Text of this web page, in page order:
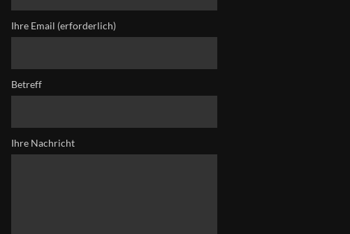
Ihre Email (erforderlich)
Betreff
Ihre Nachricht